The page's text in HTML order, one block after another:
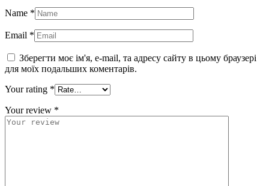
Name *
Email *
Зберегти моє ім'я, e-mail, та адресу сайту в цьому браузері
для моїх подальших коментарів.
Your rating *
Your review *